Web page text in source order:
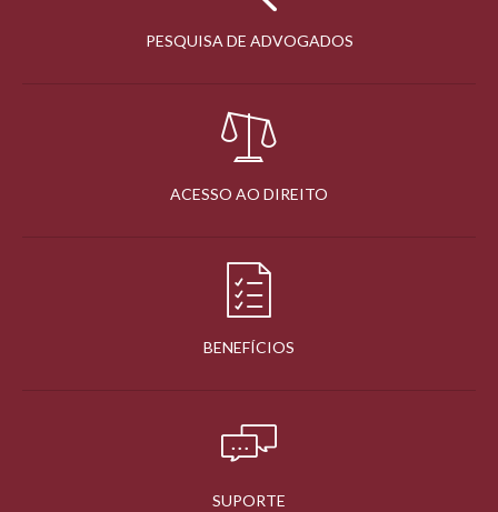
PESQUISA DE ADVOGADOS
ACESSO AO DIREITO
BENEFÍCIOS
SUPORTE